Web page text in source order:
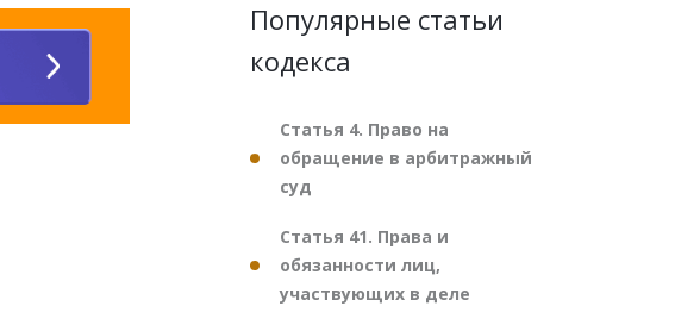
Популярные статьи
кодекса
Статья 4. Право на
обращение в арбитражный
суд
Статья 41. Права и
обязанности лиц,
участвующих в деле